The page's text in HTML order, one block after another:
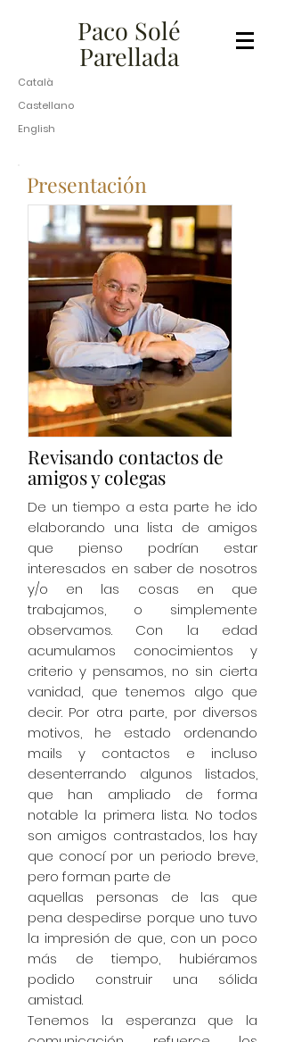
​​​​​Paco Solé
Parellada​
Català
Castellano
English
Presentación
Revisando contactos de
amigos y colegas
De un tiempo a esta parte he ido
elaborando una lista de amigos
que pienso podrían estar
interesados en saber de nosotros
y/o en las cosas en que
trabajamos, o simplemente
observamos. Con la edad
acumulamos conocimientos y
criterio y pensamos, no sin cierta
vanidad, que tenemos algo que
decir. Por otra parte, por diversos
motivos, he estado ordenando
mails y contactos e incluso
desenterrando algunos listados,
que han ampliado de forma
notable la primera lista. No todos
son amigos contrastados, los hay
que conocí por un periodo breve,
pero forman parte de
aquellas personas de las que
pena despedirse porque uno tuvo
la impresión de que, con un poco
más de tiempo, hubiéramos
podido construir una sólida
amistad.
Tenemos la esperanza que la